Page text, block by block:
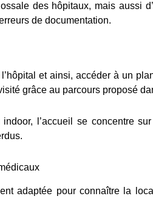
des hôpitaux, mais aussi
de documentation.
et ainsi, accéder à un
grâce au parcours proposé
l’accueil se concentre
adaptée pour connaître la